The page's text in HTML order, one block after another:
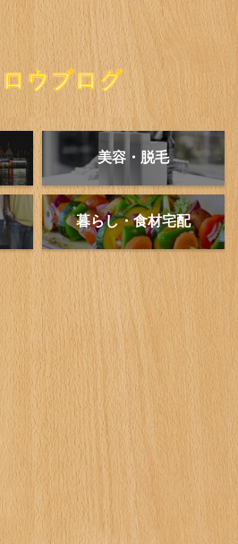
美容・脱毛
暮らし・食材宅配